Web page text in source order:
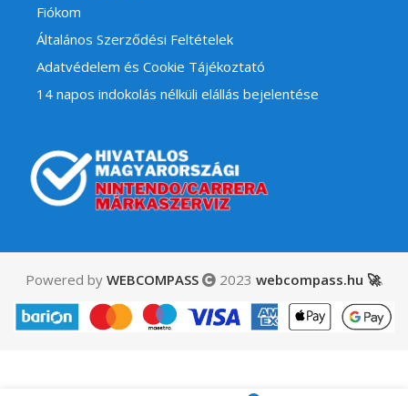
Fiókom
Általános Szerződési Feltételek
Adatvédelem és Cookie Tájékoztató
14 napos indokolás nélküli elállás bejelentése
Powered by WEBCOMPASS 2023 webcompass.hu 🚀.